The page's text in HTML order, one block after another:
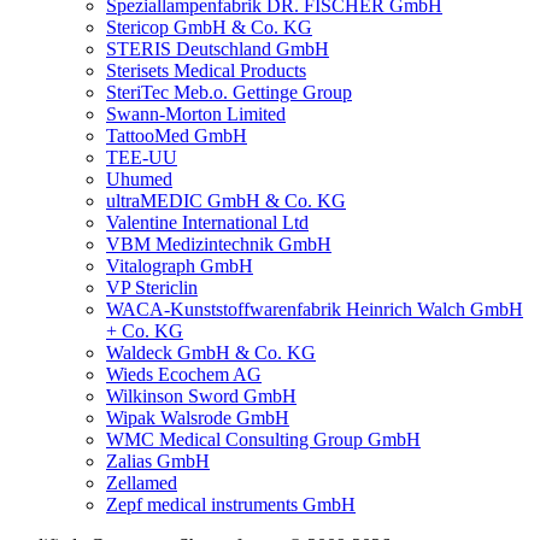
Speziallampenfabrik DR. FISCHER GmbH
Stericop GmbH & Co. KG
STERIS Deutschland GmbH
Sterisets Medical Products
SteriTec Meb.o. Gettinge Group
Swann-Morton Limited
TattooMed GmbH
TEE-UU
Uhumed
ultraMEDIC GmbH & Co. KG
Valentine International Ltd
VBM Medizintechnik GmbH
Vitalograph GmbH
VP Stericlin
WACA-Kunststoffwarenfabrik Heinrich Walch GmbH
+ Co. KG
Waldeck GmbH & Co. KG
Wieds Ecochem AG
Wilkinson Sword GmbH
Wipak Walsrode GmbH
WMC Medical Consulting Group GmbH
Zalias GmbH
Zellamed
Zepf medical instruments GmbH